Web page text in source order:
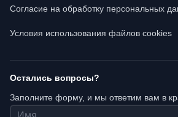
Согласие на обработку персональных
Условия использования файлов cookies
Остались вопросы?
Заполните форму, и мы ответим вам в
Имя